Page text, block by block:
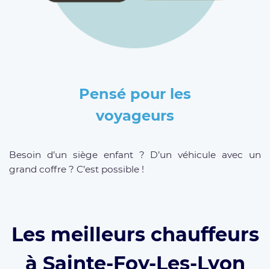
Pensé pour les
voyageurs
Besoin d’un siège enfant ? D’un véhicule avec un
grand coffre ? C’est possible !
Les meilleurs chauffeurs
à Sainte-Foy-Les-Lyon